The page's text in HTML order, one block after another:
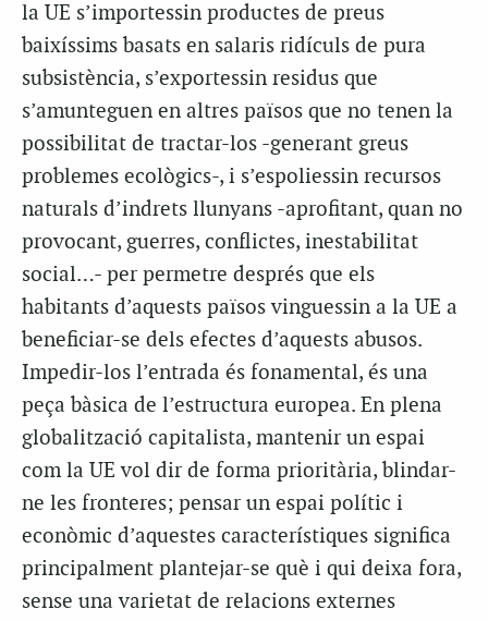
la UE s’importessin productes de preus
baixíssims basats en salaris ridículs de pura
subsistència, s’exportessin residus que
s’amunteguen en altres països que no tenen la
possibilitat de tractar-los -generant greus
problemes ecològics-, i s’espoliessin recursos
naturals d’indrets llunyans -aprofitant, quan no
provocant, guerres, conflictes, inestabilitat
social…- per permetre després que els
habitants d’aquests països vinguessin a la UE a
beneficiar-se dels efectes d’aquests abusos.
Impedir-los l’entrada és fonamental, és una
peça bàsica de l’estructura europea. En plena
globalització capitalista, mantenir un espai
com la UE vol dir de forma prioritària, blindar-
ne les fronteres; pensar un espai polític i
econòmic d’aquestes característiques significa
principalment plantejar-se què i qui deixa fora,
sense una varietat de relacions externes